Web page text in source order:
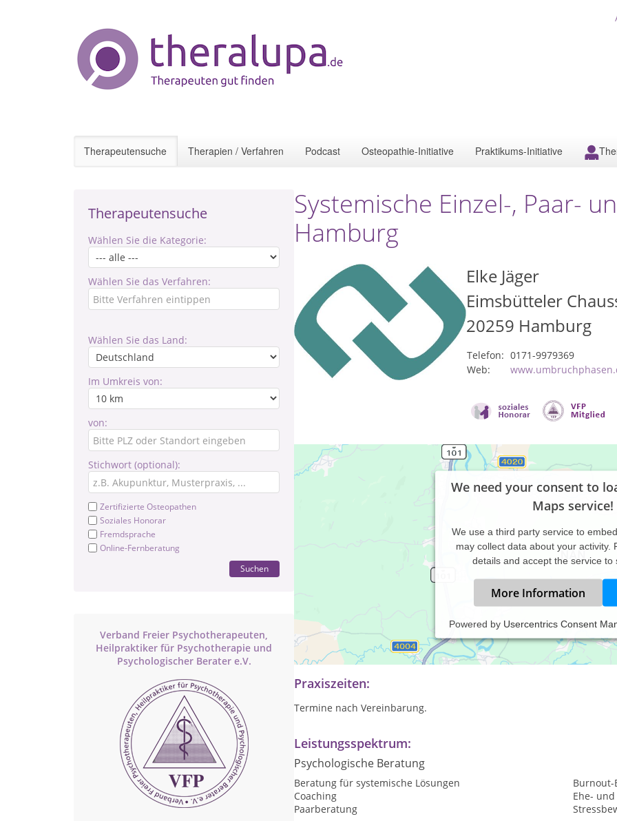
Therapeutensuche Therapien / Verfahren Podcast Osteopathie-Initiative Praktikums-Initiative
Therapeutensuche
Wählen Sie die Kategorie:
Wählen Sie das Verfahren:
Wählen Sie das Land:
Im Umkreis von:
von:
Stichwort (optional):
Zertifizierte Osteopathen
Soziales Honorar
Fremdsprache
Online-Fernberatung
Suchen
Verband Freier Psychotherapeuten,
Heilpraktiker für Psychotherapie und
Psychologischer Berater e.V.
Systemische Einzel-, Paar-
Hamburg
Elke Jäger
Eimsbütteler
20259 Hamburg
Telefon: 0171-9979369
Web:
We need your consent to
Maps service!
We use a third party service to
may collect data about your activity.
details and accept the service to
More Information
Powered by Usercentrics Consent
Systemische Beratung und Coaching von Einzelpersonen, Paaren
Umbruchphasen.
Praxiszeiten:
Termine nach Vereinbarung.
Leistungsspektrum:
Psychologische Beratung
Beratung für systemische Lösungen
Coaching
Ehe-
Paarberatung